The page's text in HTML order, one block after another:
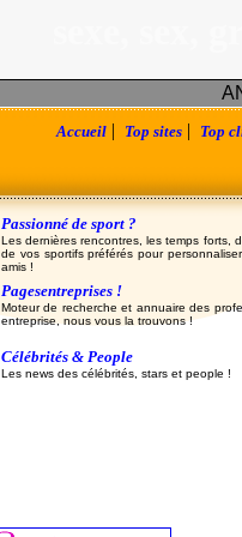
Accueil | Top sites | Top
Passionné de sport ?
Les dernières rencontres, les temps forts,
de vos sportifs préférés pour
amis !
Pagesentreprises !
Moteur de recherche et annuaire des
entreprise, nous vous la trouvons !
Célébrités & People
Les news des célébrités, stars et people !